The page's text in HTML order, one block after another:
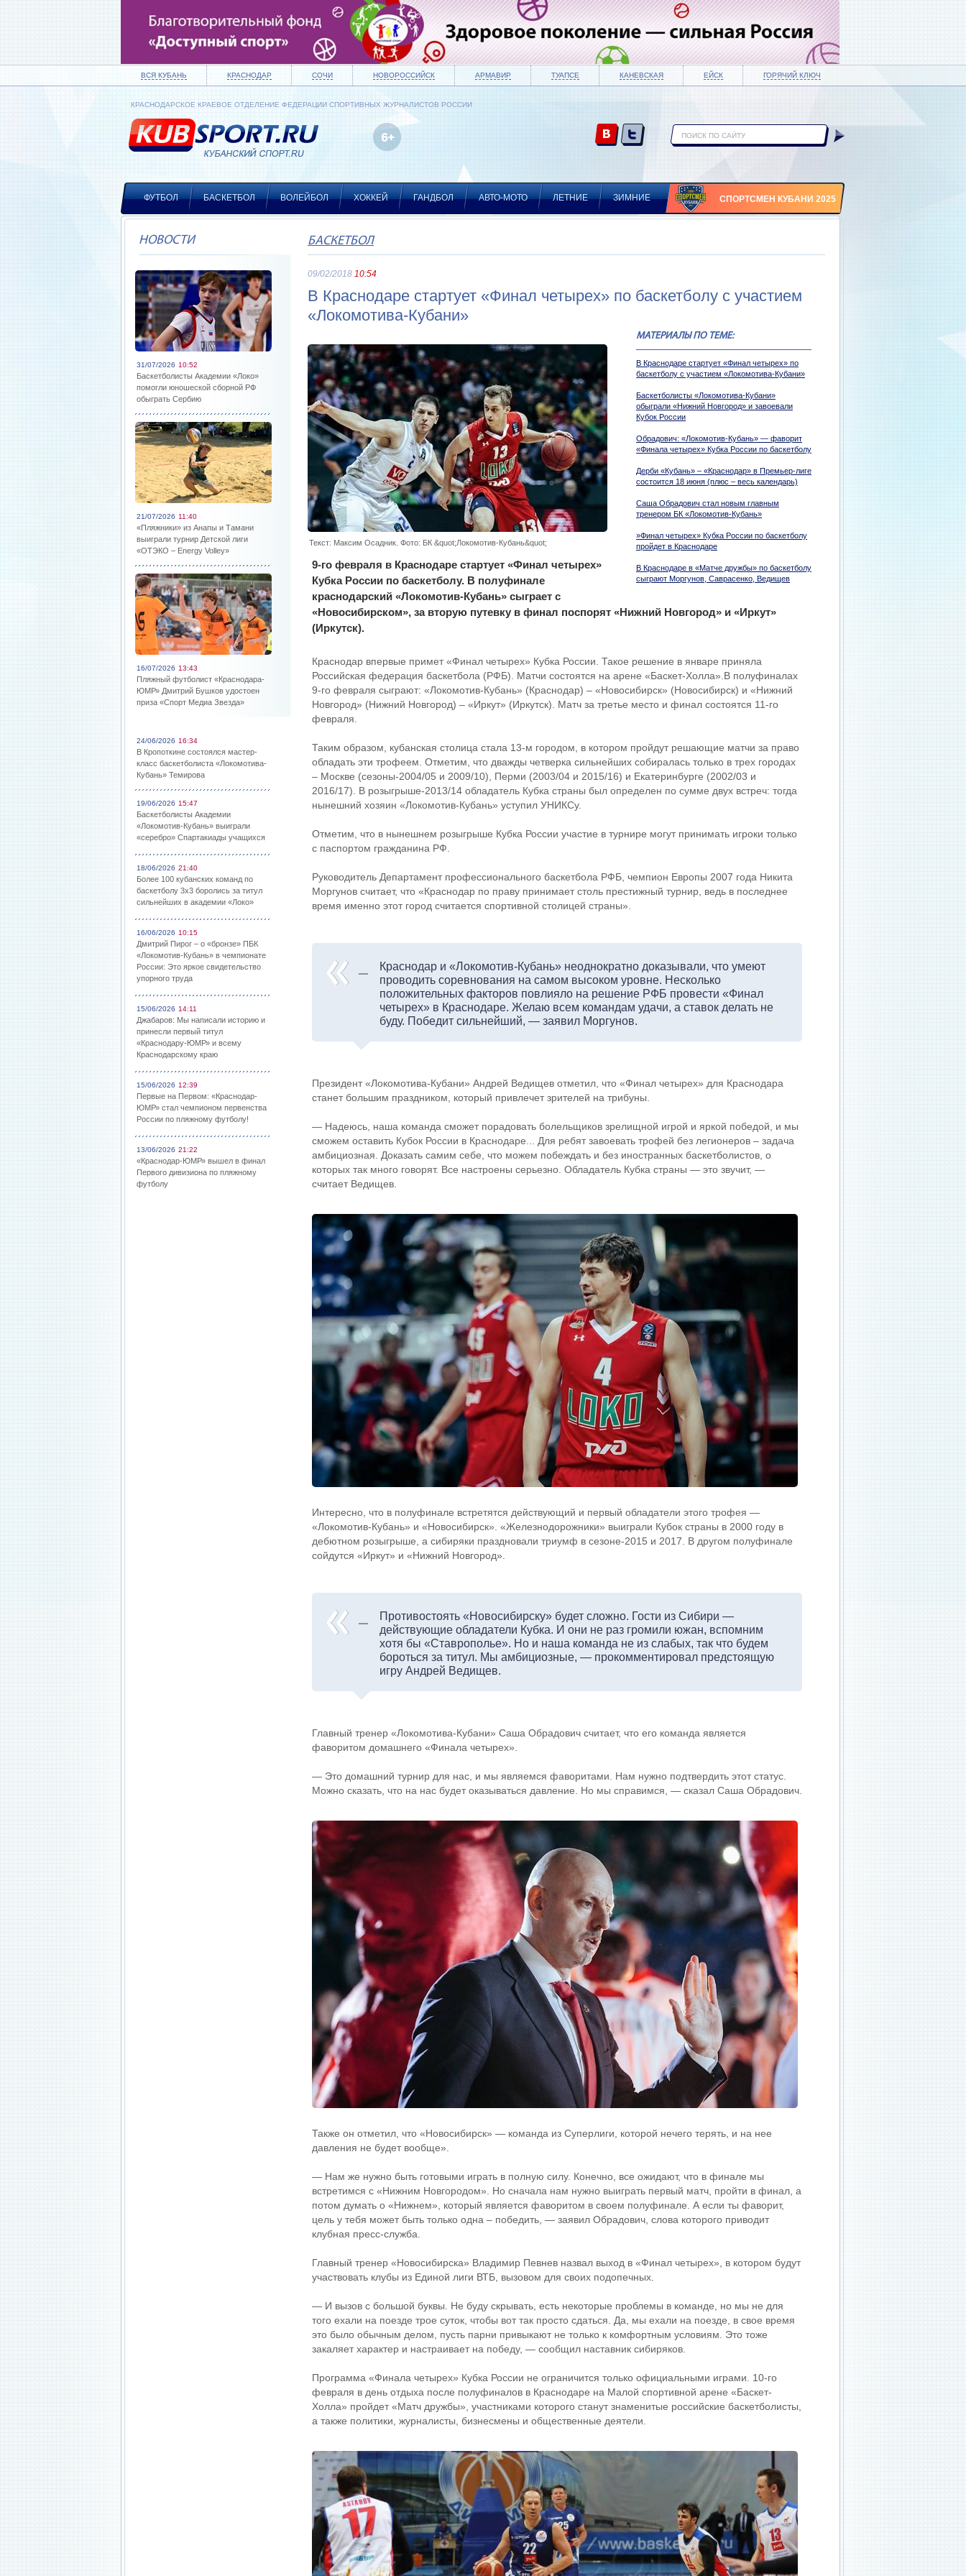
ВСЯ КУБАНЬ КРАСНОДАР СОЧИ НОВОРОССИЙСК АРМАВИР ТУАПСЕ КАНЕВСКАЯ ЕЙСК ГОРЯЧИЙ КЛЮЧ
КРАСНОДАРСКОЕ КРАЕВОЕ ОТДЕЛЕНИЕ ФЕДЕРАЦИИ СПОРТИВНЫХ ЖУРНАЛИСТОВ РОССИИ
ФУТБОЛ БАСКЕТБОЛ ВОЛЕЙБОЛ ХОККЕЙ ГАНДБОЛ АВТО-МОТО ЛЕТНИЕ ЗИМНИЕ СПОРТСМЕН КУБАНИ 2025
НОВОСТИ
31/07/2026 10:52
Баскетболисты Академии «Локо»
помогли юношеской сборной РФ
обыграть Сербию
21/07/2026 11:40
«Пляжники» из Анапы и Тамани
выиграли турнир Детской лиги
«ОТЭКО – Energy Volley»
16/07/2026 13:43
Пляжный футболист «Краснодара-
ЮМР» Дмитрий Бушков удостоен
приза «Спорт Медиа Звезда»
24/06/2026 16:34
В Кропоткине состоялся мастер-
класс баскетболиста «Локомотива-
Кубань» Темирова
19/06/2026 15:47
Баскетболисты Академии
«Локомотив-Кубань» выиграли
«серебро» Спартакиады учащихся
18/06/2026 21:40
Более 100 кубанских команд по
баскетболу 3х3 боролись за титул
сильнейших в академии «Локо»
16/06/2026 10:15
Дмитрий Пирог – о «бронзе» ПБК
«Локомотив-Кубань» в чемпионате
России: Это яркое свидетельство
упорного труда
15/06/2026 14:11
Джабаров: Мы написали историю и
принесли первый титул
«Краснодару-ЮМР» и всему
Краснодарскому краю
15/06/2026 12:39
Первые на Первом: «Краснодар-
ЮМР» стал чемпионом первенства
России по пляжному футболу!
13/06/2026 21:22
«Краснодар-ЮМР» вышел в финал
Первого дивизиона по пляжному
футболу
БАСКЕТБОЛ
09/02/2018 10:54
В Краснодаре стартует «Финал четырех» по баскетболу с участием
«Локомотива-Кубани»
МАТЕРИАЛЫ ПО ТЕМЕ:
В Краснодаре стартует «Финал четырех» по
баскетболу с участием «Локомотива-Кубани»
Баскетболисты «Локомотива-Кубани»
обыграли «Нижний Новгород» и завоевали
Кубок России
Обрадович: «Локомотив-Кубань» — фаворит
«Финала четырех» Кубка России по баскетболу
Дерби «Кубань» – «Краснодар» в Премьер-лиге
состоится 18 июня (плюс – весь календарь)
Саша Обрадович стал новым главным
тренером БК «Локомотив-Кубань»
»Финал четырех» Кубка России по баскетболу
пройдет в Краснодаре
В Краснодаре в «Матче дружбы» по баскетболу
сыграют Моргунов, Саврасенко, Ведищев
Текст: Максим Осадник. Фото: БК &quot;Локомотив-Кубань&quot;
9-го февраля в Краснодаре стартует «Финал четырех»
Кубка России по баскетболу. В полуфинале
краснодарский «Локомотив-Кубань» сыграет с
«Новосибирском», за вторую путевку в финал поспорят «Нижний Новгород» и «Иркут»
(Иркутск).
Краснодар впервые примет «Финал четырех» Кубка России. Такое решение в январе приняла
Российская федерация баскетбола (РФБ). Матчи состоятся на арене «Баскет-Холла». В полуфиналах
9-го февраля сыграют: «Локомотив-Кубань» (Краснодар) – «Новосибирск» (Новосибирск) и «Нижний
Новгород» (Нижний Новгород) – «Иркут» (Иркутск). Матч за третье место и финал состоятся 11-го
февраля.
Таким образом, кубанская столица стала 13-м городом, в котором пройдут решающие матчи за право
обладать эти трофеем. Отметим, что дважды четверка сильнейших собиралась только в трех городах
– Москве (сезоны-2004/05 и 2009/10), Перми (2003/04 и 2015/16) и Екатеринбурге (2002/03 и
2016/17). В розыгрыше-2013/14 обладатель Кубка страны был определен по сумме двух встреч: тогда
нынешний хозяин «Локомотив-Кубань» уступил УНИКСу.
Отметим, что в нынешнем розыгрыше Кубка России участие в турнире могут принимать игроки только
с паспортом гражданина РФ.
Руководитель Департамент профессионального баскетбола РФБ, чемпион Европы 2007 года Никита
Моргунов считает, что «Краснодар по праву принимает столь престижный турнир, ведь в последнее
время именно этот город считается спортивной столицей страны».
Краснодар и «Локомотив-Кубань» неоднократно доказывали, что умеют
проводить соревнования на самом высоком уровне. Несколько
положительных факторов повлияло на решение РФБ провести «Финал
четырех» в Краснодаре. Желаю всем командам удачи, а ставок делать не
буду. Победит сильнейший, — заявил Моргунов.
Президент «Локомотива-Кубани» Андрей Ведищев отметил, что «Финал четырех» для Краснодара
станет большим праздником, который привлечет зрителей на трибуны.
— Надеюсь, наша команда сможет порадовать болельщиков зрелищной игрой и яркой победой, и мы
сможем оставить Кубок России в Краснодаре... Для ребят завоевать трофей без легионеров – задача
амбициозная. Доказать самим себе, что можем побеждать и без иностранных баскетболистов, о
которых так много говорят. Все настроены серьезно. Обладатель Кубка страны — это звучит, —
считает Ведищев.
Интересно, что в полуфинале встретятся действующий и первый обладатели этого трофея —
«Локомотив-Кубань» и «Новосибирск». «Железнодорожники» выиграли Кубок страны в 2000 году в
дебютном розыгрыше, а сибиряки праздновали триумф в сезоне-2015 и 2017. В другом полуфинале
сойдутся «Иркут» и «Нижний Новгород».
Противостоять «Новосибирску» будет сложно. Гости из Сибири —
действующие обладатели Кубка. И они не раз громили южан, вспомним
хотя бы «Ставрополье». Но и наша команда не из слабых, так что будем
бороться за титул. Мы амбициозные, — прокомментировал предстоящую
игру Андрей Ведищев.
Главный тренер «Локомотива-Кубани» Саша Обрадович считает, что его команда является
фаворитом домашнего «Финала четырех».
— Это домашний турнир для нас, и мы являемся фаворитами. Нам нужно подтвердить этот статус.
Можно сказать, что на нас будет оказываться давление. Но мы справимся, — сказал Саша Обрадович.
Также он отметил, что «Новосибирск» — команда из Суперлиги, которой нечего терять, и на нее
давления не будет вообще».
— Нам же нужно быть готовыми играть в полную силу. Конечно, все ожидают, что в финале мы
встретимся с «Нижним Новгородом». Но сначала нам нужно выиграть первый матч, пройти в финал, а
потом думать о «Нижнем», который является фаворитом в своем полуфинале. А если ты фаворит,
цель у тебя может быть только одна – победить, — заявил Обрадович, слова которого приводит
клубная пресс-служба.
Главный тренер «Новосибирска» Владимир Певнев назвал выход в «Финал четырех», в котором будут
участвовать клубы из Единой лиги ВТБ, вызовом для своих подопечных.
— И вызов с большой буквы. Не буду скрывать, есть некоторые проблемы в команде, но мы не для
того ехали на поезде трое суток, чтобы вот так просто сдаться. Да, мы ехали на поезде, в свое время
это было обычным делом, пусть парни привыкают не только к комфортным условиям. Это тоже
закаляет характер и настраивает на победу, — сообщил наставник сибиряков.
Программа «Финала четырех» Кубка России не ограничится только официальными играми. 10-го
февраля в день отдыха после полуфиналов в Краснодаре на Малой спортивной арене «Баскет-
Холла» пройдет «Матч дружбы», участниками которого станут знаменитые российские баскетболисты,
а также политики, журналисты, бизнесмены и общественные деятели.